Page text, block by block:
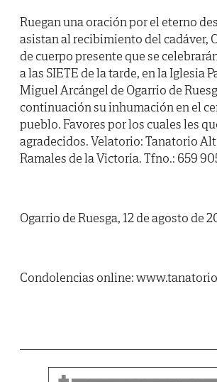
Ruegan una oración por el eterno
asistan al recibimiento del cadáver,
de cuerpo presente que se
a las SIETE de la tarde, en la Iglesia
Miguel Arcángel de Ogarrio de
continuación su inhumación en el
pueblo. Favores por los cuales les
agradecidos. Velatorio: Tanatorio
Ramales de la Victoria. Tfno.: 659
Ogarrio de Ruesga, 12 de agosto de
Condolencias online: